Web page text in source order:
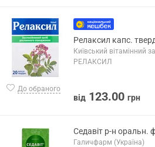
До обраного
Релаксил капс.
Київський вітамінний
РЕЛАКСИЛ
від 123.00 грн
Седавіт р-н оральн.
Галичфарм (Україна)